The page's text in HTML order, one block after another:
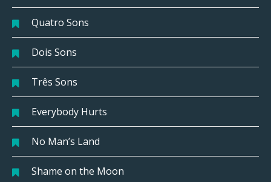
Quatro Sons
Dois Sons
Três Sons
Everybody Hurts
No Man’s Land
Shame on the Moon